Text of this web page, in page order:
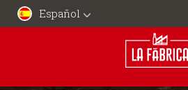
Español